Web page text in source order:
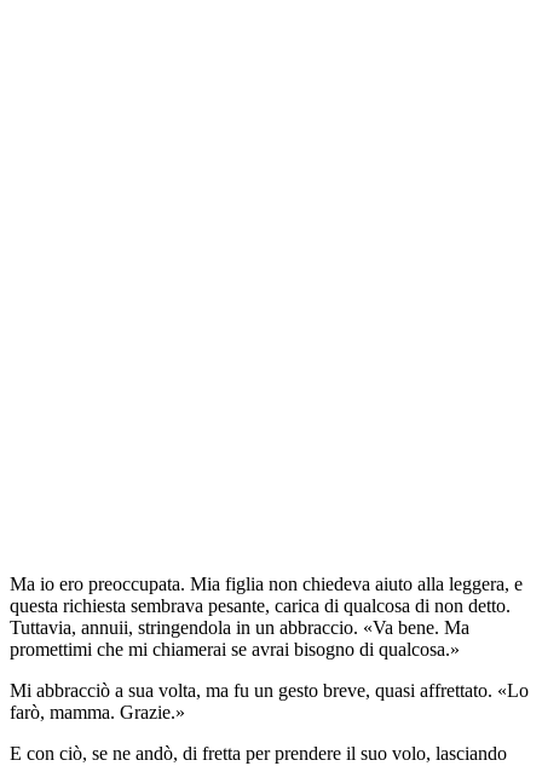
Ma io ero preoccupata. Mia figlia non chiedeva aiuto alla leggera, e
questa richiesta sembrava pesante, carica di qualcosa di non detto.
Tuttavia, annuii, stringendola in un abbraccio. «Va bene. Ma
promettimi che mi chiamerai se avrai bisogno di qualcosa.»
Mi abbracciò a sua volta, ma fu un gesto breve, quasi affrettato. «Lo
farò, mamma. Grazie.»
E con ciò, se ne andò, di fretta per prendere il suo volo, lasciando